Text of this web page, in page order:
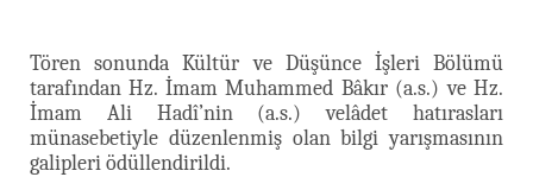
Tören sonunda Kültür ve Düşünce İşleri Bölümü
tarafından Hz. İmam Muhammed Bâkır (a.s.) ve Hz.
İmam Ali Hadî’nin (a.s.) velâdet hatırasları
münasebetiyle düzenlenmiş olan bilgi yarışmasının
galipleri ödüllendirildi.